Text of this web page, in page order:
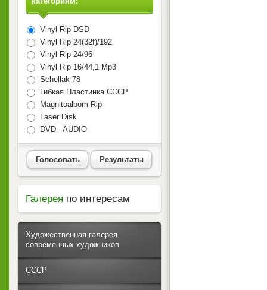
Vinyl Rip DSD
Vinyl Rip 24(32f)/192
Vinyl Rip 24/96
Vinyl Rip 16/44,1 Mp3
Schellak 78
Гибкая Пластинка СССР
Magnitoalbom Rip
Laser Disk
DVD - AUDIO
Голосовать Результаты
Галерея по интересам
Художественная галерея
современных художников
СССР